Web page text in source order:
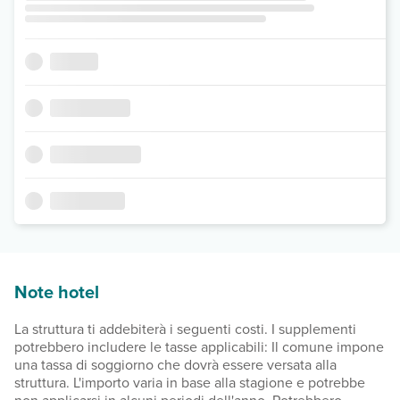
Note hotel
La struttura ti addebiterà i seguenti costi. I supplementi
potrebbero includere le tasse applicabili: Il comune impone
una tassa di soggiorno che dovrà essere versata alla
struttura. L'importo varia in base alla stagione e potrebbe